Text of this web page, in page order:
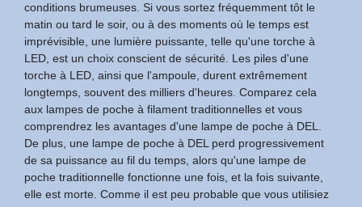
conditions brumeuses. Si vous sortez fréquemment tôt le
matin ou tard le soir, ou à des moments où le temps est
imprévisible, une lumière puissante, telle qu'une torche à
LED, est un choix conscient de sécurité. Les piles d'une
torche à LED, ainsi que l'ampoule, durent extrêmement
longtemps, souvent des milliers d'heures. Comparez cela
aux lampes de poche à filament traditionnelles et vous
comprendrez les avantages d'une lampe de poche à DEL.
De plus, une lampe de poche à DEL perd progressivement
de sa puissance au fil du temps, alors qu'une lampe de
poche traditionnelle fonctionne une fois, et la fois suivante,
elle est morte. Comme il est peu probable que vous utilisiez